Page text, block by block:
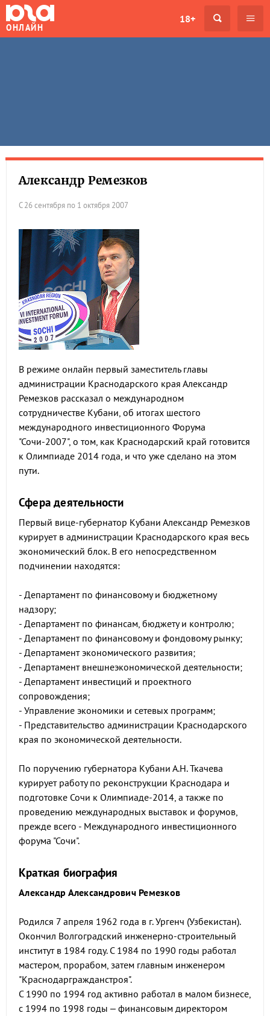
ОНЛАЙН
18+
Александр Ремезков
С 26 сентября по 1 октября 2007
В режиме онлайн первый заместитель главы
администрации Краснодарского края Александр
Ремезков рассказал о международном
сотрудничестве Кубани, об итогах шестого
международного инвестиционного Форума
"Сочи-2007", о том, как Краснодарский край готовится
к Олимпиаде 2014 года, и что уже сделано на этом
пути.
Сфера деятельности
Первый вице-губернатор Кубани Александр Ремезков
курирует в администрации Краснодарского края весь
экономический блок. В его непосредственном
подчинении находятся:
- Департамент по финансовому и бюджетному
надзору;
- Департамент по финансам, бюджету и контролю;
- Департамент по финансовому и фондовому рынку;
- Департамент экономического развития;
- Департамент внешнеэкономической деятельности;
- Департамент инвестиций и проектного
сопровождения;
- Управление экономики и сетевых программ;
- Представительство администрации Краснодарского
края по экономической деятельности.
По поручению губернатора Кубани А.Н. Ткачева
курирует работу по реконструкции Краснодара и
подготовке Сочи к Олимпиаде-2014, а также по
проведению международных выставок и форумов,
прежде всего - Международного инвестиционного
форума "Сочи".
Краткая биография
Александр Александрович Ремезков
Родился 7 апреля 1962 года в г. Ургенч (Узбекистан).
Окончил Волгоградский инженерно-строительный
институт в 1984 году. С 1984 по 1990 годы работал
мастером, прорабом, затем главным инженером
"Краснодаргражданстроя".
С 1990 по 1994 год активно работал в малом бизнесе,
с 1994 по 1998 годы – финансовым директором